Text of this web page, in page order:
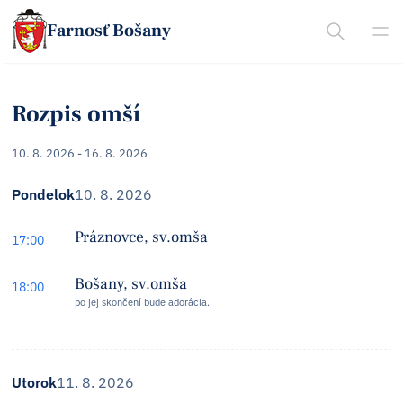
Farnosť Bošany
Rozpis omší
10. 8. 2026 - 16. 8. 2026
Pondelok10. 8. 2026
17:00 Práznovce, sv.omša
18:00 Bošany, sv.omša
po jej skončení bude adorácia.
Utorok11. 8. 2026